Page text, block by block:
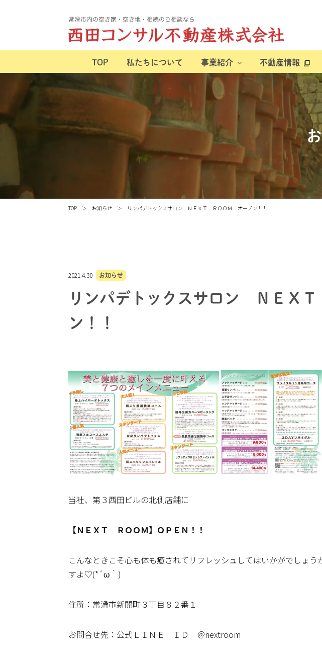
TOP 私たちについて 事業紹介 不動産情報
TOP お知らせ リンパデトックスサロン ＮＥＸＴ ＲＯＯＭ オープン！！
2021.4.30 お知らせ
リンパデトックスサロン ＮＥＸ
ン！！
当社、第３西田ビルの北側店舗に
【ＮＥＸＴ ＲＯＯＭ】ＯＰＥＮ！！
こんなときこそ心も体も癒されてリフレッシュしてはいかがでしょ
すよ♡(*´ω｀)
住所：常滑市新開町３丁目８２番１
お問合せ先：公式ＬＩＮＥ ＩＤ ＠nextroom